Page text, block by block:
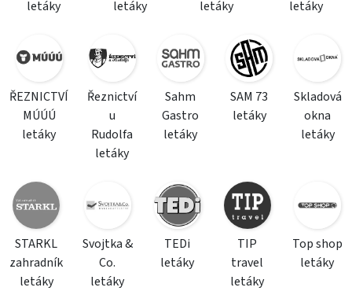
letáky
letáky
letáky
letáky
ŘEZNICTVÍ
MÚÚÚ
letáky
Řeznictví
u
Rudolfa
letáky
Sahm
Gastro
letáky
SAM 73
letáky
Skladová
okna
letáky
STARKL
zahradník
letáky
Svojtka &
Co.
letáky
TEDi
letáky
TIP
travel
letáky
Top shop
letáky